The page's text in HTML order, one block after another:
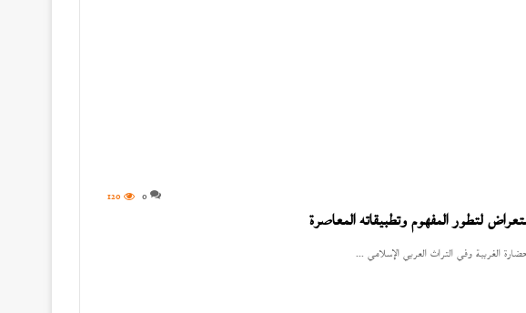
0
120
لتطور المفهوم وتطبيقاته المعاصرة
الغربية وفي التراث العربي الإسلامي ...